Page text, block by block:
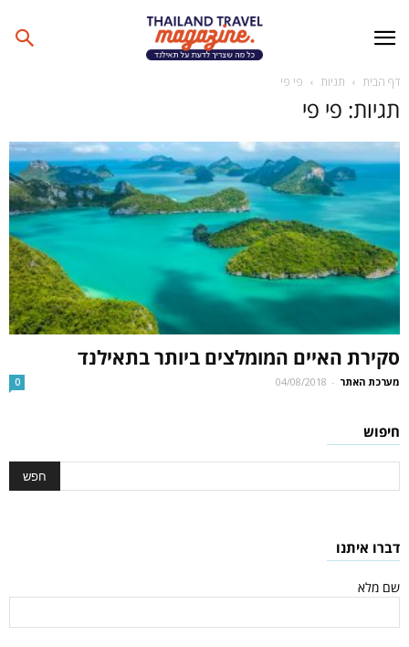
דף הבית תגיות פי פי
תגיות: פי פי
סקירת האיים המומלצים ביותר בתאילנד
מערכת האתר -
04/08/2018
0
חיפוש
דברו איתנו
שם מלא